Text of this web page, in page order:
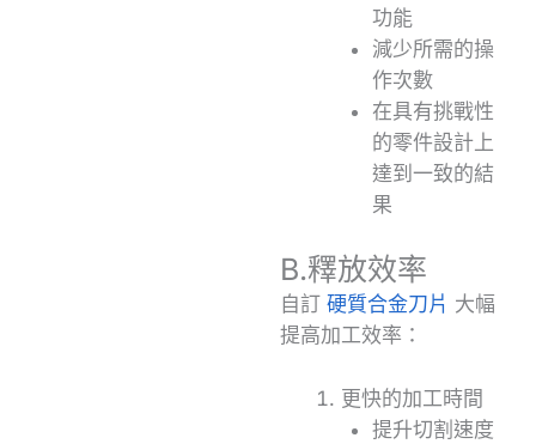
功能
減少所需的操
作次數
在具有挑戰性
的零件設計上
達到一致的結
果
B.釋放效率
自訂 硬質合金刀片 大幅
提高加工效率：
更快的加工時間
提升切割速度